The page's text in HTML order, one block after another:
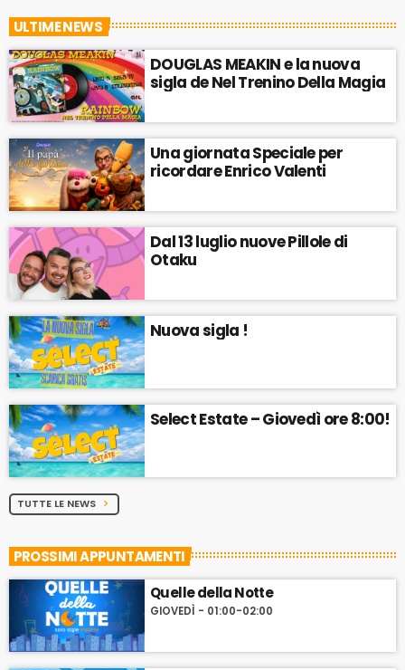
ULTIME NEWS
DOUGLAS MEAKIN e la nuova
sigla de Nel Trenino Della Magia
Una giornata Speciale per
ricordare Enrico Valenti
Dal 13 luglio nuove Pillole di
Otaku
Nuova sigla !
Select Estate – Giovedì ore 8:00!
TUTTE LE NEWS chevron_right
PROSSIMI APPUNTAMENTI
Quelle della Notte
GIOVEDÌ - 01:00-02:00